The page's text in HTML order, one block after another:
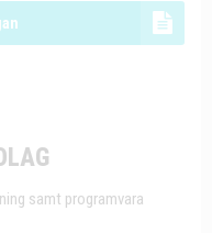
samt programvara